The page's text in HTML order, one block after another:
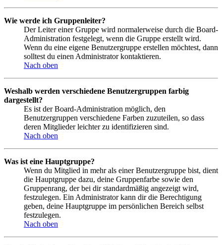
Wie werde ich Gruppenleiter?
Der Leiter einer Gruppe wird normalerweise durch die Board-
Administration festgelegt, wenn die Gruppe erstellt wird.
Wenn du eine eigene Benutzergruppe erstellen möchtest, dann
solltest du einen Administrator kontaktieren.
Nach oben
Weshalb werden verschiedene Benutzergruppen farbig
dargestellt?
Es ist der Board-Administration möglich, den
Benutzergruppen verschiedene Farben zuzuteilen, so dass
deren Mitglieder leichter zu identifizieren sind.
Nach oben
Was ist eine Hauptgruppe?
Wenn du Mitglied in mehr als einer Benutzergruppe bist, dient
die Hauptgruppe dazu, deine Gruppenfarbe sowie den
Gruppenrang, der bei dir standardmäßig angezeigt wird,
festzulegen. Ein Administrator kann dir die Berechtigung
geben, deine Hauptgruppe im persönlichen Bereich selbst
festzulegen.
Nach oben